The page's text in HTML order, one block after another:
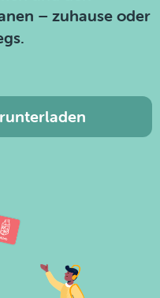
– zuhause oder